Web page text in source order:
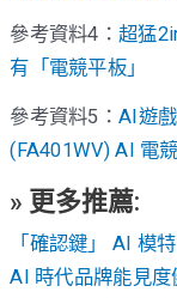
參考資料4：超猛
有「電競平板」
參考資料5：AI遊
(FA401WV) AI 電
» 更多推薦:
「確認鍵」 AI 模
AI 時代品牌能見度